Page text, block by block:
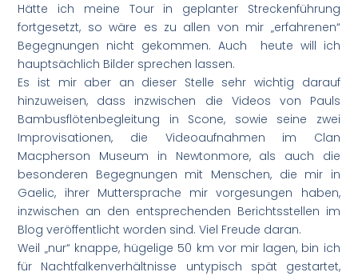
Hätte ich meine Tour in geplanter Streckenführung
fortgesetzt, so wäre es zu allen von mir „erfahrenen“
Begegnungen nicht gekommen. Auch heute will ich
hauptsächlich Bilder sprechen lassen.
Es ist mir aber an dieser Stelle sehr wichtig darauf
hinzuweisen, dass inzwischen die Videos von Pauls
Bambusflötenbegleitung in Scone, sowie seine zwei
Improvisationen, die Videoaufnahmen im Clan
Macpherson Museum in Newtonmore, als auch die
besonderen Begegnungen mit Menschen, die mir in
Gaelic, ihrer Muttersprache mir vorgesungen haben,
inzwischen an den entsprechenden Berichtsstellen im
Blog veröffentlicht worden sind. Viel Freude daran.
Weil „nur“ knappe, hügelige 50 km vor mir lagen, bin ich
für Nachtfalkenverhältnisse untypisch spät gestartet,